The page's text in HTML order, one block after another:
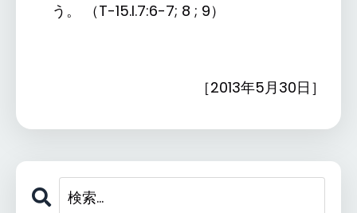
う。 （T-15.I.7:6-7; 8 ; 9）
［2013年5月30日］